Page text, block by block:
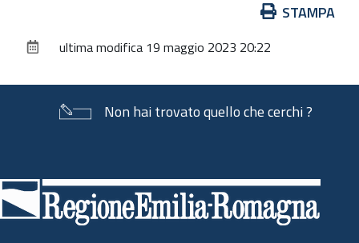
documento
STAMPA
ultima modifica 19 maggio 2023 20:22
Non hai trovato quello che cerchi ?
di
pagina